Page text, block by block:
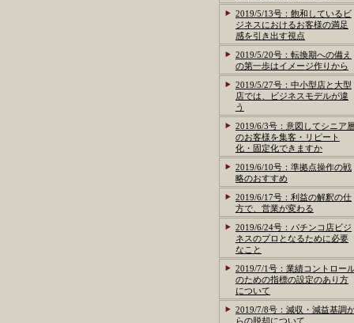
2019/5/13号：飽和しているビ
ジネスにおけるお客様の満足
感を引き出す視点
2019/5/20号：転換期への備え
の第一歩はイメージ作りから
2019/5/27号：中小型店と大型
店では、ビジネスモデルが違
う
2019/6/3号：意図してシニア
のお客様を集客・リピート
化・固定化できますか
2019/6/10号：準拠点操作の戦
略のおすすめ
2019/6/17号：利益の解釈の仕
方で、営業が変わる
2019/6/24号：パチンコ店ビジ
ネスのプロとなるために必要
なこと
2019/7/1号：業績コントロー
のための指標の設定のあり方
について
2019/7/8号：減収・減益基調
らの脱却について